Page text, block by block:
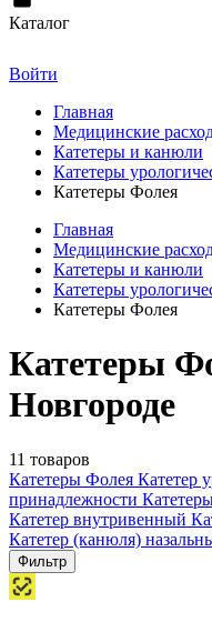
Каталог
Войти
Главная
Медицинские
Катетеры и канюли
Катетеры
Катетеры Фолея
Главная
Медицинские
Катетеры и канюли
Катетеры
Катетеры Фолея
Катетеры
Новгороде
11 товаров
Катетеры Фолея Катетер
принадлежности
Катетер внутривенный
Катетер (канюля)
Фильтр